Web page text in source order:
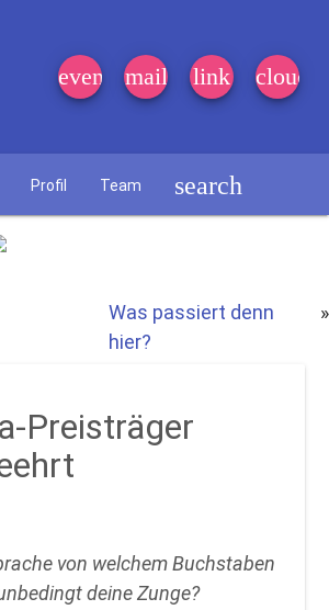
event_note
mail link cloud
Profil Team search
Was passiert denn
hier?
»
Preisträger
von welchem Buchstaben
deine Zunge?